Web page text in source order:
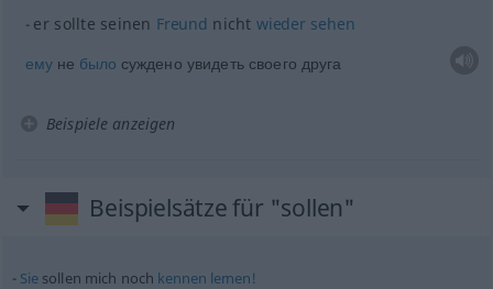
er sollte seinen Freund nicht wieder sehen
емуне было суждено увидеть своего друга
Beispiele anzeigen
Beispielsätze für "sollen"
Siesollen mich noch kennen lernen!